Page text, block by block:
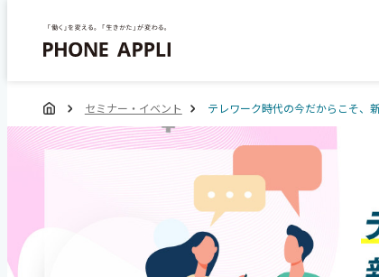
セミナー・イベント テレワーク時代の今だからこそ、